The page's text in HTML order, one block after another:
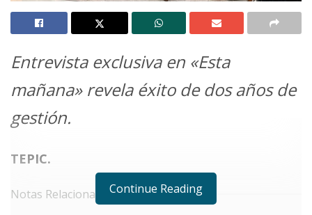
Entrevista exclusiva en «Esta
mañana» revela éxito de dos años de
gestión.
TEPIC.
Notas RelacionadasContinue Reading